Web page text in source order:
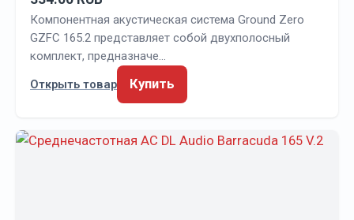
Компонентная акустическая система Ground Zero
GZFC 165.2 представляет собой двухполосный
комплект, предназначе…
Открыть товар
Купить